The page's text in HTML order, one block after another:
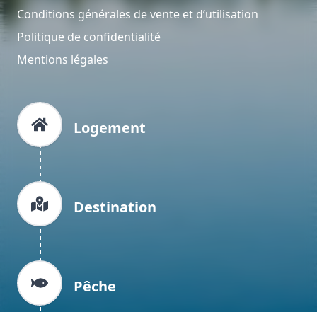
Conditions générales de vente et d’utilisation
Politique de confidentialité
Mentions légales
Logement
Destination
Pêche